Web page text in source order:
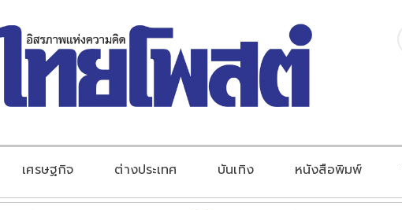
เศรษฐกิจ ต่างประเทศ บันเทิง หนังสือพิมพ์